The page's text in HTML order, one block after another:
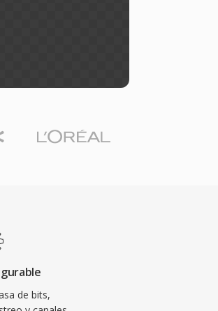
de bits,